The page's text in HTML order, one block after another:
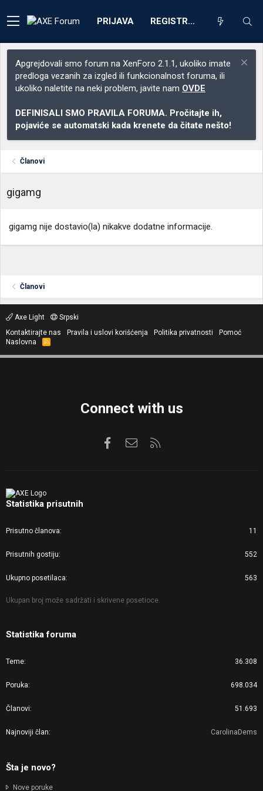
PRIJAVA REGISTRACIJA
Apgrejdovali smo forum na XenForo 2.1.1, ukoliko imate
predloga vezanih za izgled ili funkcionalnost foruma, ili
ukoliko naletite na neki problem, javite nam OVDE
DEFINISALI SMO PRAVILA FORUMA. Pročitajte ih,
pojaviće se automatski kada krenete da čitate nešto!
Članovi
gigamg
gigamg nije dostavio(la) nikakve dodatne informacije.
Članovi
Axe Light
Srpski
Kontaktirajte nas
Pravila i uslovi korišćenja Politika privatnosti
Pomoć
Naslovna
R
S
Connect with us
FacebookKontaktirajte nas
Statistika prisutnih
Prisutno članova 11
Prisutnih gostiju 552
Ukupno posetilaca 563
Ukupan broj može sadržati i skrivene posetioce.
Statistika foruma
Teme 36.308
Poruka 698.034
Članovi 51.693
Najnoviji član CarolinaDems
Šta je novo?
Nove poruke